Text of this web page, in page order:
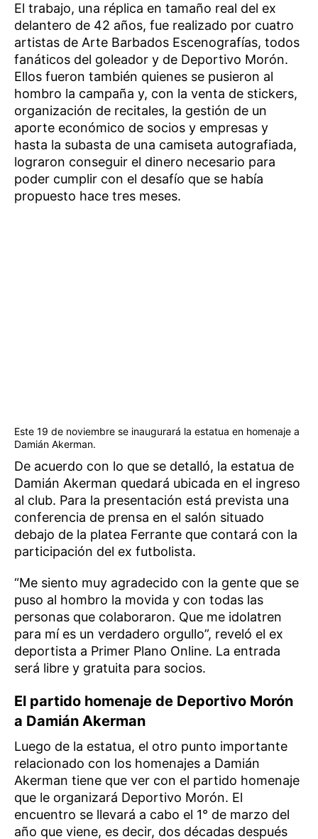
El trabajo, una réplica en tamaño real del ex
delantero de 42 años, fue realizado por cuatro
artistas de Arte Barbados Escenografías, todos
fanáticos del goleador y de Deportivo Morón.
Ellos fueron también quienes se pusieron al
hombro la campaña y, con la venta de stickers,
organización de recitales, la gestión de un
aporte económico de socios y empresas y
hasta la subasta de una camiseta autografiada,
lograron conseguir el dinero necesario para
poder cumplir con el desafío que se había
propuesto hace tres meses.
Este 19 de noviembre se inaugurará la estatua en homenaje a
Damián Akerman.
De acuerdo con lo que se detalló, la estatua de
Damián Akerman quedará ubicada en el ingreso
al club. Para la presentación está prevista una
conferencia de prensa en el salón situado
debajo de la platea Ferrante que contará con la
participación del ex futbolista.
“Me siento muy agradecido con la gente que se
puso al hombro la movida y con todas las
personas que colaboraron. Que me idolatren
para mí es un verdadero orgullo”, reveló el ex
deportista a Primer Plano Online. La entrada
será libre y gratuita para socios.
El partido homenaje de Deportivo Morón
a Damián Akerman
Luego de la estatua, el otro punto importante
relacionado con los homenajes a Damián
Akerman tiene que ver con el partido homenaje
que le organizará Deportivo Morón. El
encuentro se llevará a cabo el 1° de marzo del
año que viene, es decir, dos décadas después